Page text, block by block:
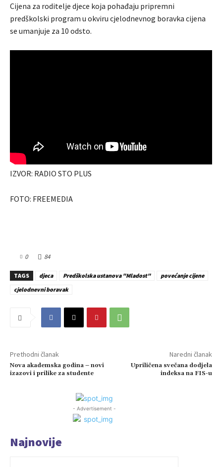
Cijena za roditelje djece koja pohađaju pripremni
predškolski program u okviru cjelodnevnog boravka cijena
se umanjuje za 10 odsto.
IZVOR: RADIO STO PLUS
FOTO: FREEMEDIA
0 84
TAGS djeca Predškolska ustanova "Mladost"
povećanje cijene
cjelodnevni boravak
Prethodni članak
Nova akademska godina – novi
izazovi i prilike za studente
Naredni članak
Upriličena svečana dodjela
indeksa na FIS-u
- Advertisement -
Najnovije